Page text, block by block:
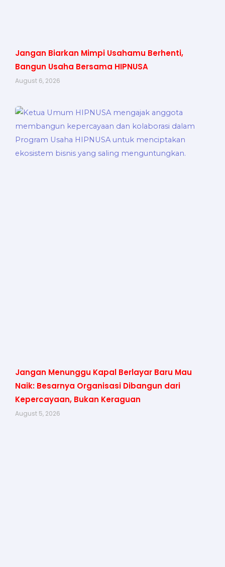
Jangan Biarkan Mimpi Usahamu Berhenti,
Bangun Usaha Bersama HIPNUSA
August 6, 2026
Jangan Menunggu Kapal Berlayar Baru Mau
Naik: Besarnya Organisasi Dibangun dari
Kepercayaan, Bukan Keraguan
August 5, 2026